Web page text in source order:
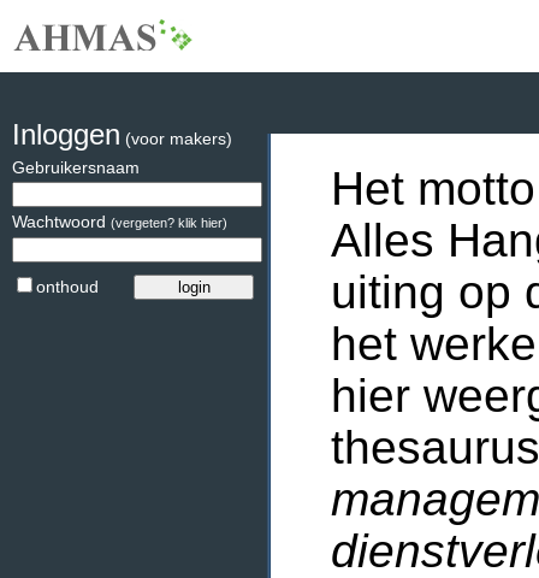
Het
Alles
uiting op
het
hier
Inloggen (voor makers)
Gebruikersnaam
Wachtwoord (vergeten? klik hier)
onthoud